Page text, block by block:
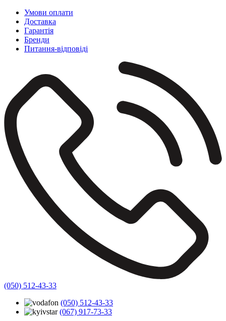
Умови оплати
Доставка
Гарантія
Бренди
Питання-відповіді
(050) 512-43-33
(050) 512-43-33
(067) 917-73-33